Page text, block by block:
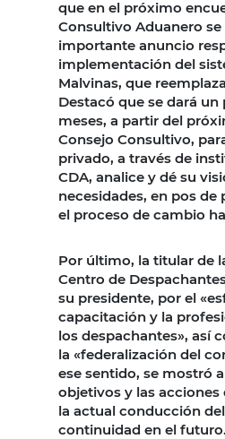
que en el próximo
Consultivo Aduanero se
importante anuncio
implementación del
Malvinas, que
Destacó que se dará un
meses, a partir del
Consejo Consultivo,
privado, a través de
CDA, analice y dé su
necesidades, en pos
el proceso de cambio
Por último, la titular de
Centro de
su presidente, por el
capacitación y la
los despachantes», así
la «federalización del
ese sentido, se mostró
objetivos y las acciones
la actual conducción
continuidad en el futuro.